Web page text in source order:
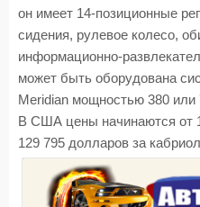
он имеет 14-позиционные
сидения, рулевое колесо,
информационно-
может быть оборудована
Meridian мощностью 380 или
В США цены начинаются от
129 795 долларов за